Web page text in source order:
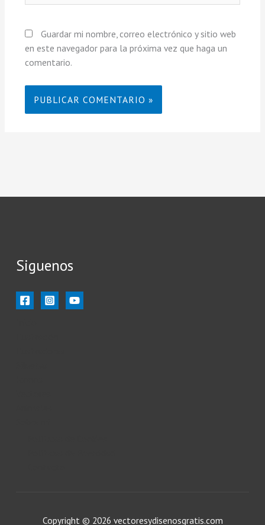
Guardar mi nombre, correo electrónico y sitio web
en este navegador para la próxima vez que haga un
comentario.
Siguenos
Copyright © 2026 vectoresydisenosgratis.com